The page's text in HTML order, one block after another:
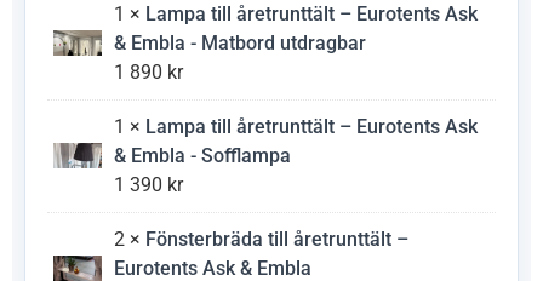
1 × Lampa till åretrunttält – Eurotents Ask
& Embla - Matbord utdragbar
1 890 kr
1 × Lampa till åretrunttält – Eurotents Ask
& Embla - Sofflampa
1 390 kr
2 × Fönsterbräda till åretrunttält –
Eurotents Ask & Embla